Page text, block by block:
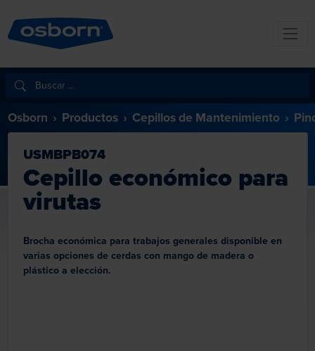
Osborn Productos Cepillos de Mantenimiento
USMBPB074
Cepillo económico para
virutas
Brocha económica para trabajos generales disponible en
varias opciones de cerdas con mango de madera o
plástico a elección.